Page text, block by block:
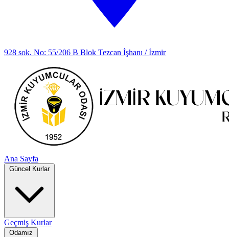
928 sok. No: 55/206 B Blok Tezcan İşhanı / İzmir
Ana Sayfa
Güncel Kurlar
Geçmiş Kurlar
Odamız